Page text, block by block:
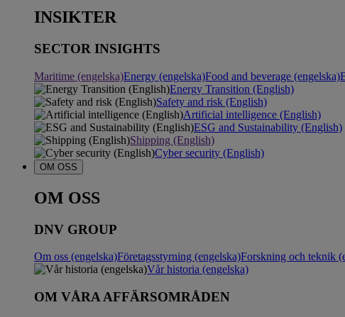
INSIKTER
SECTOR INSIGHTS
Maritime (engelska)Energy (engelska)Food and beverage (engelska)
Energy Transition (English)
Safety and risk (English)
Artificial intelligence (English)
ESG and Sustainability (English)
Shipping (English)
Cyber security (English)
OM OSS
OM OSS
DNV GROUP
Om oss (engelska)Företagsstyrning (engelska)Forskning och teknik
Vår historia (engelska)
OM VÅRA AFFÄRSOMRÅDEN